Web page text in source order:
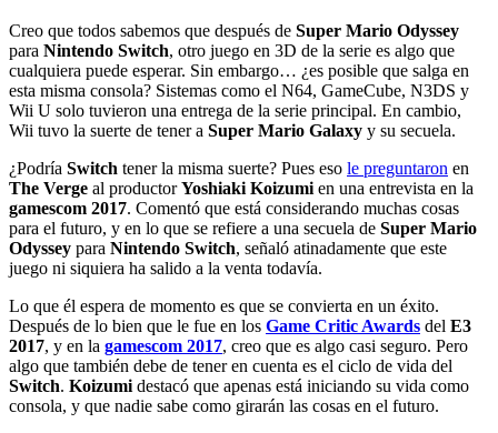
Creo que todos sabemos que después de Super Mario Odyssey
para Nintendo Switch, otro juego en 3D de la serie es algo que
cualquiera puede esperar. Sin embargo… ¿es posible que salga en
esta misma consola? Sistemas como el N64, GameCube, N3DS y
Wii U solo tuvieron una entrega de la serie principal. En cambio,
Wii tuvo la suerte de tener a Super Mario Galaxy y su secuela.
¿Podría Switch tener la misma suerte? Pues eso le preguntaron en
The Verge al productorYoshiaki Koizumien una entrevista en la
gamescom 2017. Comentó que está considerando muchas cosas
para el futuro, y en lo que se refiere a una secuela de Super Mario
Odyssey para Nintendo Switch, señaló atinadamente que este
juego ni siquiera ha salido a la venta todavía.
Lo que él espera de momento es que se convierta en un éxito.
Después de lo bien que le fue en los Game Critic Awards del E3
2017, y en la gamescom 2017, creo que es algo casi seguro. Pero
algo que también debe de tener en cuenta es el ciclo de vida del
Switch. Koizumidestacó que apenas está iniciando su vida como
consola, y que nadie sabe como girarán las cosas en el futuro.